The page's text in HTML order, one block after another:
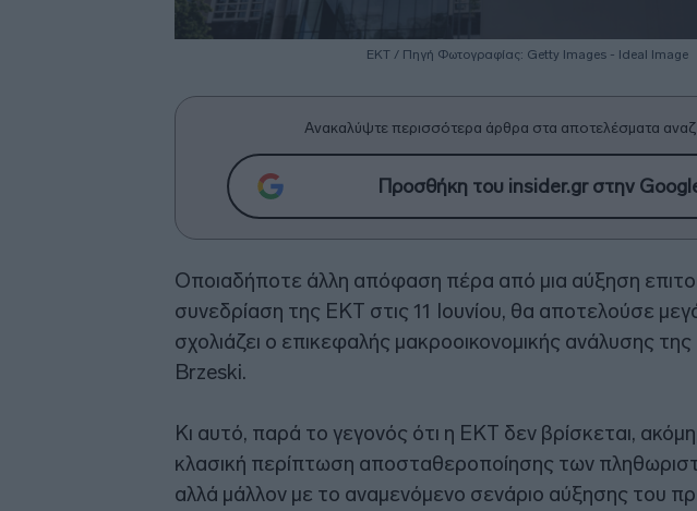
ΕΚΤ / Πηγή Φωτογραφίας: Getty Images - Ideal Image
Ανακαλύψτε περισσότερα άρθρα στα αποτελέσματα
Προσθήκη του insider.gr στην
Οποιαδήποτε άλλη απόφαση πέρα από μια αύξηση
συνεδρίαση της ΕΚΤ στις 11 Ιουνίου, θα αποτελούσε
σχολιάζει ο επικεφαλής μακροοικονομικής ανάλυσης της
Brzeski.
Κι αυτό, παρά το γεγονός ότι η ΕΚΤ δεν βρίσκεται,
κλασική περίπτωση αποσταθεροποίησης των
αλλά μάλλον με το αναμενόμενο σενάριο αύξησης του